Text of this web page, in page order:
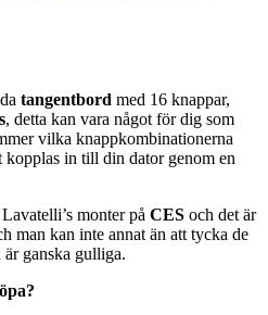
tangentbord med 16 knappar,
, detta kan vara något för dig som
vilka knappkombinationerna
kopplas in till din dator genom en
monter på CES och det är
man kan inte annat än att tycka de
ganska gulliga.